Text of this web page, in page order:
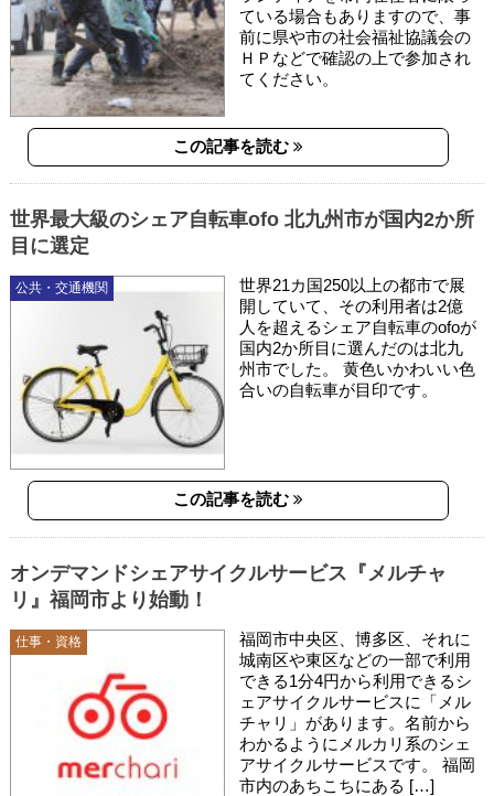
ている場合もありますので、事
前に県や市の社会福祉協議会の
ＨＰなどで確認の上で参加され
てください。
この記事を読む
公共・交通機関
世界最大級のシェア自転車ofo 北九州市が国内2か所
目に選定
世界21カ国250以上の都市で展
開していて、その利用者は2億
人を超えるシェア自転車のofoが
国内2か所目に選んだのは北九
州市でした。 黄色いかわいい色
合いの自転車が目印です。
この記事を読む
仕事・資格
オンデマンドシェアサイクルサービス『メルチャ
リ』福岡市より始動！
福岡市中央区、博多区、それに
城南区や東区などの一部で利用
できる1分4円から利用できるシ
ェアサイクルサービスに「メル
チャリ」があります。名前から
わかるようにメルカリ系のシェ
アサイクルサービスです。 福岡
市内のあちこちにある […]